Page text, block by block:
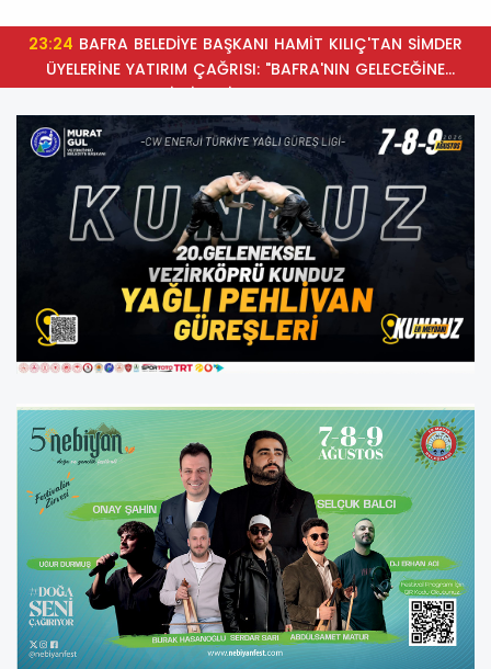
23:24
ÜYELERİNE YATIRIM ÇAĞRISI: "BAFRA'NIN GELECEĞİNE
BİRLİKTE İMZA ATALIM"